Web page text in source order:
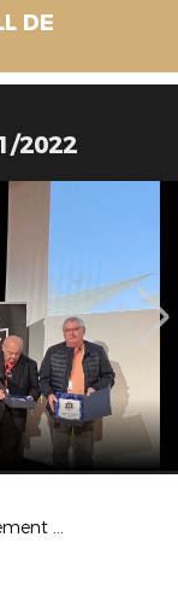
DE
2022
Centre de perfectionnement U15 2022